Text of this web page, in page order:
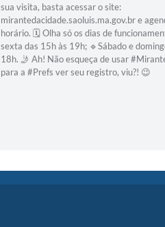
sua visita, basta acessar o site:
mirantedacidade.saoluis.ma.gov.br e
horário. 🗓️ Olha só os dias de
sexta das 15h às 19h; 🔹Sábado e
18h. 🤳 Ah! Não esqueça de usar
para a #Prefs ver seu registro, viu?! 😉